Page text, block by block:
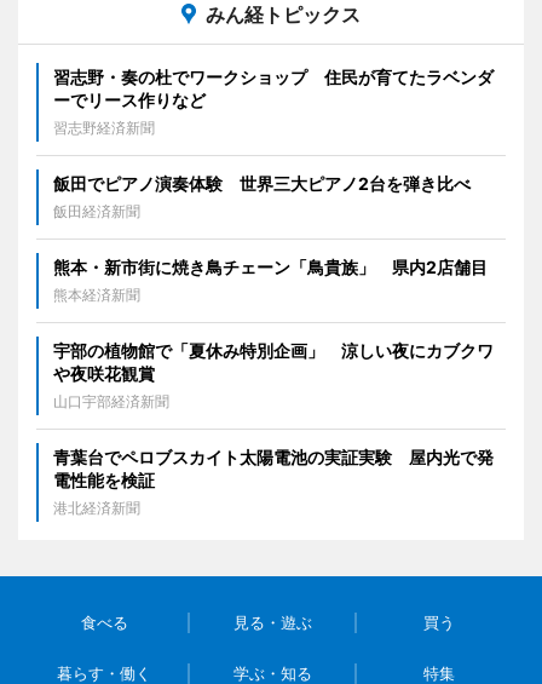
みん経トピックス
習志野・奏の杜でワークショップ 住民が育てたラベンダ
ーでリース作りなど
習志野経済新聞
飯田でピアノ演奏体験 世界三大ピアノ2台を弾き比べ
飯田経済新聞
熊本・新市街に焼き鳥チェーン「鳥貴族」 県内2店舗目
熊本経済新聞
宇部の植物館で「夏休み特別企画」 涼しい夜にカブクワ
や夜咲花観賞
山口宇部経済新聞
青葉台でペロブスカイト太陽電池の実証実験 屋内光で発
電性能を検証
港北経済新聞
食べる 見る・遊ぶ 買う
暮らす・働く 学ぶ・知る 特集